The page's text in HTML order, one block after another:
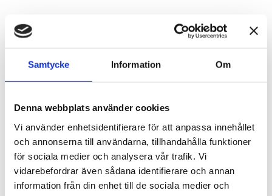
Samtycke Information Om
Denna webbplats använder cookies
Vi använder enhetsidentifierare för att anpassa innehållet
och annonserna till användarna, tillhandahålla funktioner
för sociala medier och analysera vår trafik. Vi
vidarebefordrar även sådana identifierare och annan
information från din enhet till de sociala medier och
Pad, skrapa i tunnplåt, 22x70 mm
Rekommenderat pris: 272.00 kr
272 kr
st Lägg i varukorgen
Tillfälligt slut.